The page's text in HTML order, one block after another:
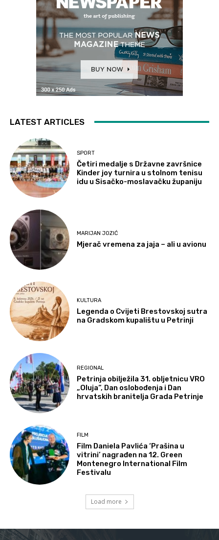
LATEST ARTICLES
SPORT
Četiri medalje s Državne završnice
Kinder joy turnira u stolnom tenisu
idu u Sisačko-moslavačku županiju
MARIJAN JOZIĆ
Mjerač vremena za jaja – ali u avionu
KULTURA
Legenda o Cvijeti Brestovskoj sutra
na Gradskom kupalištu u Petrinji
REGIONAL
Petrinja obilježila 31. obljetnicu VRO
„Oluja“, Dan oslobođenja i Dan
hrvatskih branitelja Grada Petrinje
FILM
Film Daniela Pavlića ‘Prašina u
vitrini’ nagrađen na 12. Green
Montenegro International Film
Festivalu
Load more